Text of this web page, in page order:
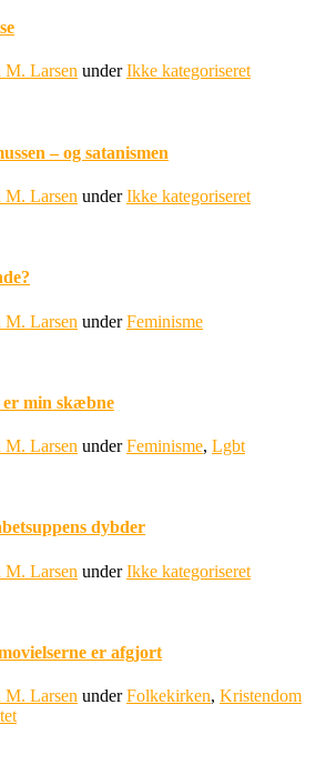
M. Larsen underIkke kategoriseret
– og satanismen
M. Larsen underIkke kategoriseret
M. Larsen underFeminisme
min skæbne
M. Larsen underFeminisme, Lgbt
dybder
M. Larsen underIkke kategoriseret
er afgjort
M. Larsen underFolkekirken, Kristendom